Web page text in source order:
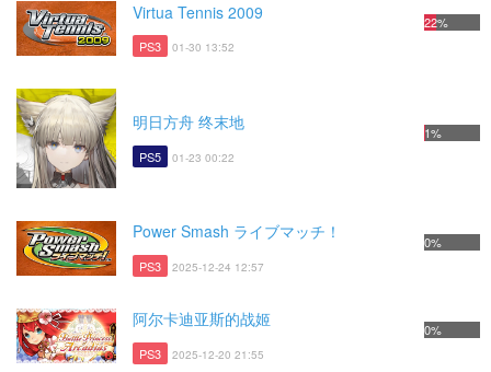
Virtua Tennis 2009
PS3 01-30 13:52
22%
明日方舟 终末地
PS5 01-23 00:22
1%
Power Smash ライブマッチ！
PS3 2025-12-24 12:57
0%
阿尔卡迪亚斯的战姬
PS3 2025-12-20 21:55
0%